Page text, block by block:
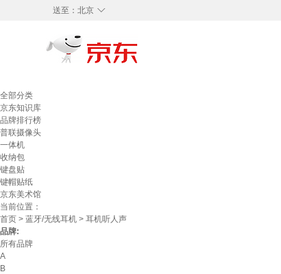
◇
送至： 北京
全部分类
京东知识库
品牌排行榜
普联摄像头
一体机
收纳包
键盘贴
键帽贴纸
京东美术馆
当前位置：
首页 > 蓝牙/无线耳机 > 耳机听人声
品牌:
所有品牌
A
B